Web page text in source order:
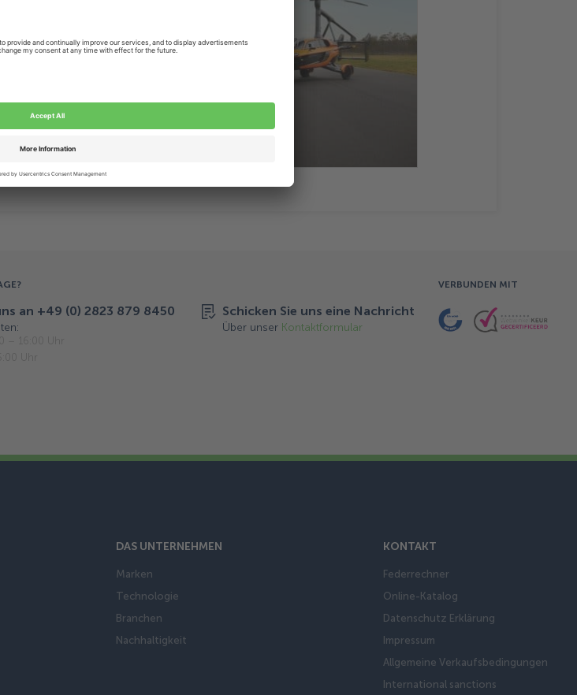
an +49 (0) 2823 879 8450 Schicken Sie uns eine Nachricht
Über unser Kontaktformular
VERBUNDEN MIT
DAS UNTERNEHMEN
Marken
Technologie
Branchen
Nachhaltigkeit
KONTAKT
Federrechner
Online-Katalog
Datenschutz Erklärung
Impressum
Allgemeine Verkaufsbedingungen
International sanctions